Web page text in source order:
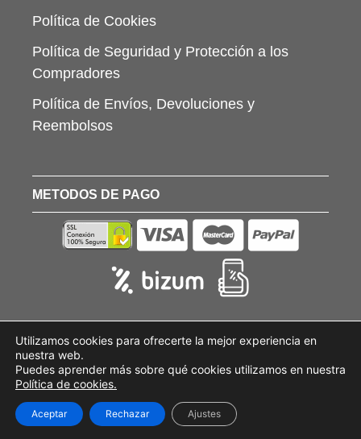
Política de Cookies
Política de Seguridad y Protección a los
Compradores
Política de Envíos, Devoluciones y
Reembolsos
METODOS DE PAGO
Utilizamos cookies para ofrecerte la mejor experiencia en
nuestra web.
Puedes aprender más sobre qué cookies utilizamos en nuestra
Política de cookies.
Aceptar Rechazar Ajustes